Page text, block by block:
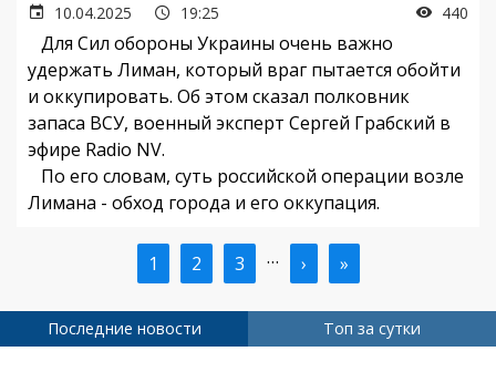
10.04.2025 19:25 440
Для Сил обороны Украины очень важно
удержать Лиман, который враг пытается обойти
и оккупировать. Об этом сказал полковник
запаса ВСУ, военный эксперт Сергей Грабский в
эфире Radio NV.
По его словам, суть российской операции возле
Лимана - обход города и его оккупация.
Текущая
страница
1 Страница
2 Страница
3 … Следующая
страница
› Последняя
страница
»
Последние новости Топ за сутки